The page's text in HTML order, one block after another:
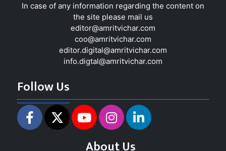
In case of any information regarding the content on
the site please mail us
editor@amritvichar.com
coo@amritvichar.com
editor.digital@amritvichar.com
info.digtal@amritvichar.com
Follow Us
About Us